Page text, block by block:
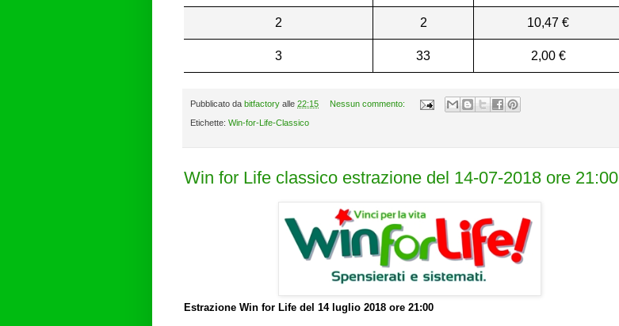
2 2 10,47 €
3 33 2,00 €
Pubblicato da bitfactory alle 22:15 Nessun commento:
Etichette: Win-for-Life-Classico
Win for Life classico estrazione del 14-07-2018 ore 21:00
Estrazione Win for Life del 14 luglio 2018 ore 21:00